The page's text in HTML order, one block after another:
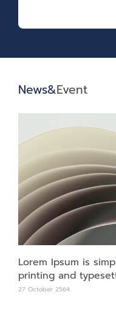
News&Event
Lorem Ipsum is
printing and
27 October 2564